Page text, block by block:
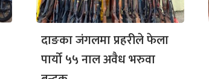
दाङका जंगलमा प्रहरीले फेला
पार्यो ५५ नाल अवैध भरुवा